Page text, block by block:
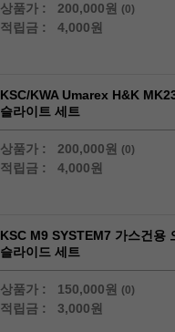
상품가 : 200,000원 (0)
적립금 : 4,000원
KSC/KWA Umarex H&K
슬라이트 세트
상품가 : 200,000원 (0)
적립금 : 4,000원
KSC M9 SYSTEM7 가스건용
슬라이드 세트
상품가 : 150,000원 (0)
적립금 : 3,000원